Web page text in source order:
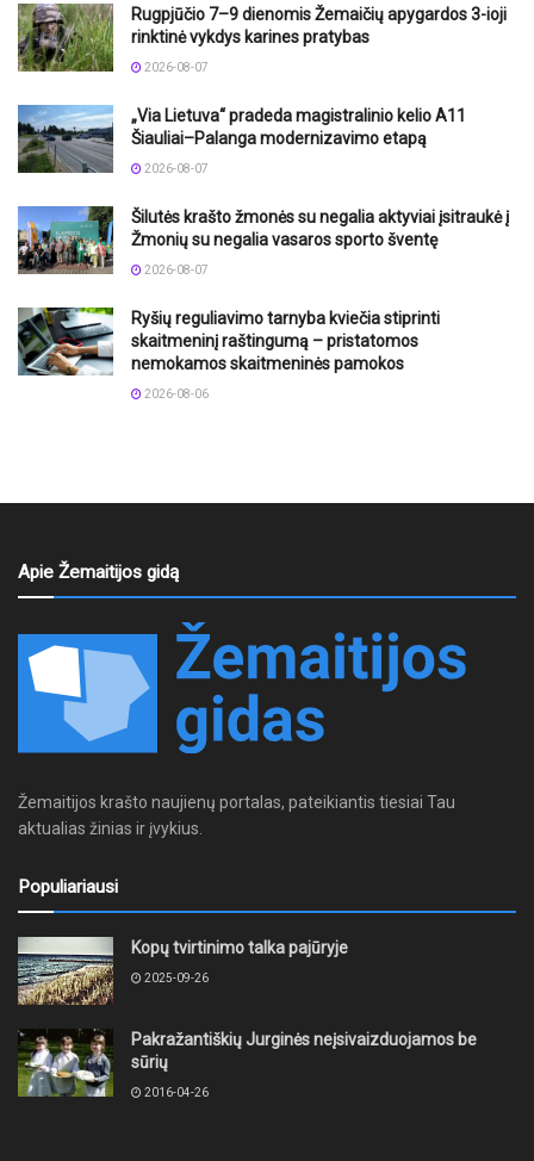
Rugpjūčio 7–9 dienomis Žemaičių apygardos 3-ioji
rinktinė vykdys karines pratybas
2026-08-07
„Via Lietuva“ pradeda magistralinio kelio A11
Šiauliai–Palanga modernizavimo etapą
2026-08-07
Šilutės krašto žmonės su negalia aktyviai įsitraukė į
Žmonių su negalia vasaros sporto šventę
2026-08-07
Ryšių reguliavimo tarnyba kviečia stiprinti
skaitmeninį raštingumą – pristatomos
nemokamos skaitmeninės pamokos
2026-08-06
Apie Žemaitijos gidą
Žemaitijos krašto naujienų portalas, pateikiantis tiesiai Tau
aktualias žinias ir įvykius.
Populiariausi
Kopų tvirtinimo talka pajūryje
2025-09-26
Pakražantiškių Jurginės neįsivaizduojamos be
sūrių
2016-04-26